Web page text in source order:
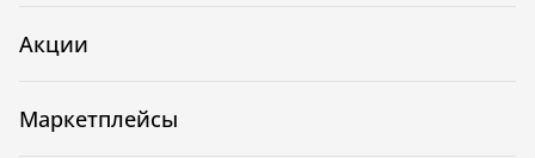
Акции
Маркетплейсы